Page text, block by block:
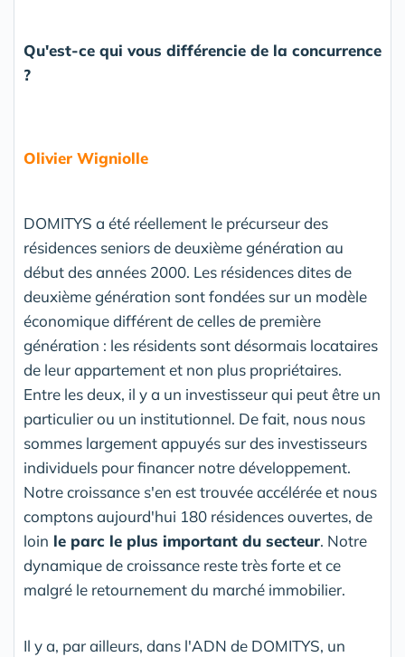
Qu'est-ce qui vous différencie de la concurrence
?
Olivier Wigniolle
DOMITYS a été réellement le précurseur des
résidences seniors de deuxième génération au
début des années 2000. Les résidences dites de
deuxième génération sont fondées sur un modèle
économique différent de celles de première
génération : les résidents sont désormais locataires
de leur appartement et non plus propriétaires.
Entre les deux, il y a un investisseur qui peut être un
particulier ou un institutionnel. De fait, nous nous
sommes largement appuyés sur des investisseurs
individuels pour financer notre développement.
Notre croissance s'en est trouvée accélérée et nous
comptons aujourd'hui 180 résidences ouvertes, de
loin le parc le plus important du secteur. Notre
dynamique de croissance reste très forte et ce
malgré le retournement du marché immobilier.
Il y a, par ailleurs, dans l'ADN de DOMITYS, un